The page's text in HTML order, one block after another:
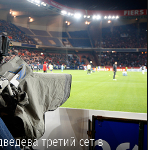
третий сет в